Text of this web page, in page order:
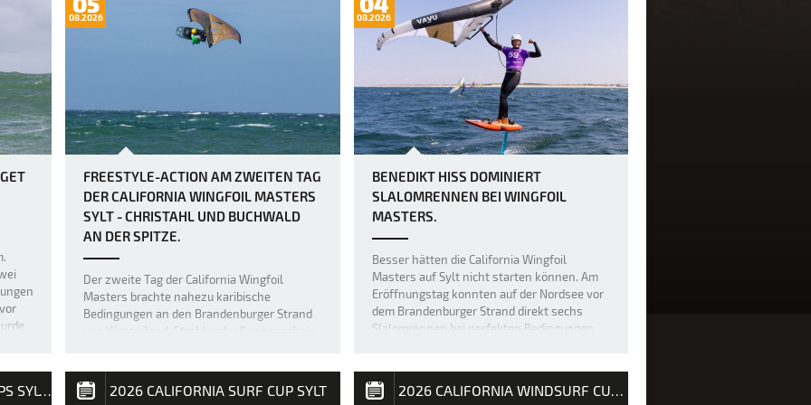
08.2026
FREESTYLE-ACTION AM ZWEITEN TAG
DER CALIFORNIA WINGFOIL MASTERS
SYLT - CHRISTAHL UND BUCHWALD
AN DER SPITZE.
Der zweite Tag der California Wingfoil
Masters brachte nahezu karibische
Bedingungen an den Brandenburger Strand
von Westerland. Strahlender Sonnenschein,
die Nordsee vor Sylt in eine spektakuläre F…
08.2026
BENEDIKT HISS DOMINIERT
SLALOMRENNEN BEI WINGFOIL
MASTERS.
Besser hätten die California Wingfoil
Masters auf Sylt nicht starten können. Am
Eröffnungstag konnten auf der Nordsee vor
dem Brandenburger Strand direkt sechs
Slalomrennen bei perfekten Bedingungen
Wettfahr…
2026 CALIFORNIA SURF CUPS SYLT / INTERNATIONALE DEUTSCHE MEISTERSCHAFT 2026 CALIFORNIA SURF CUP SYLT 2026 CALIFORNIA WINDSURF CUP SYLT